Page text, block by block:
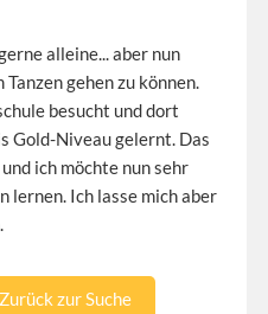
alleine... aber nun
gehen zu können.
besucht und dort
Gold-Niveau gelernt. Das
ich möchte nun sehr
lernen. Ich lasse mich aber
Zurück zur Suche